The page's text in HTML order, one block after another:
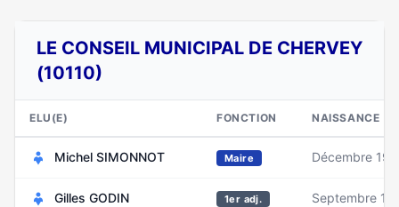
LE CONSEIL MUNICIPAL DE CHERVEY
(10110)
ELU(E) FONCTION NAISSANCE
Michel SIMONNOT Maire Décembre
Gilles GODIN 1er adj. Septembre